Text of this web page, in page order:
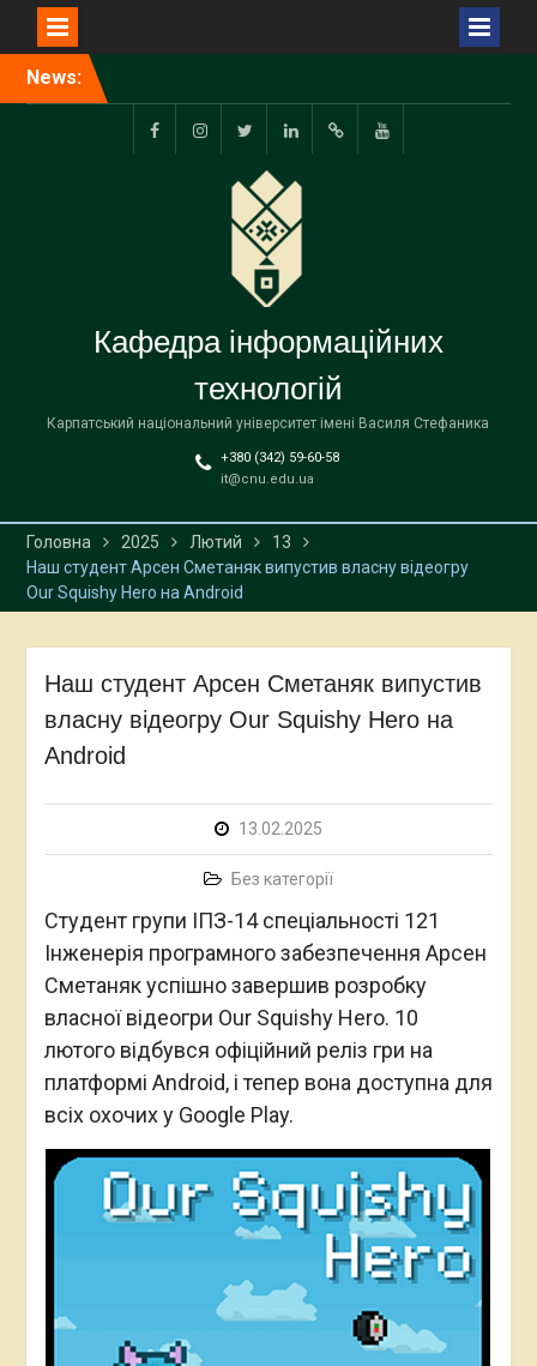
News:
випускних
кваліфікаційних робіт
facebook.comwww.instagram.com
twitter.comlinkedin researchgate.net
www.youtube.com
Кафедра інформаційних
технологій
Карпатський національний університет імені Василя Стефаника
+380 (342) 59-60-58
it@cnu.edu.ua
Головна 2025 Лютий
13
Наш студент Арсен Сметаняк випустив власну відеогру
Our Squishy Hero на Android
Наш студент Арсен Сметаняк випустив
власну відеогру Our Squishy Hero на
Android
13.02.2025
Без категорії
Студент групи ІПЗ-14 спеціальності 121
Інженерія програмного забезпечення Арсен
Сметаняк успішно завершив розробку
власної відеогри Our Squishy Hero. 10
лютого відбувся офіційний реліз гри на
платформі Android, і тепер вона доступна для
всіх охочих у Google Play.